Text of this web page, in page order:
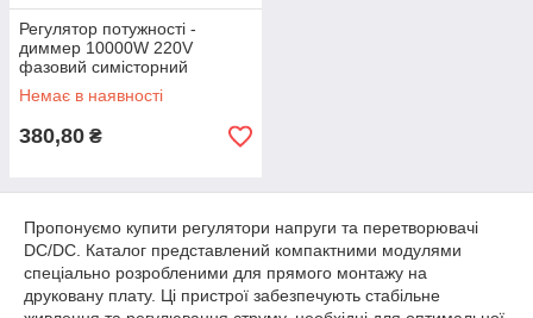
Регулятор потужності -
диммер 10000W 220V
фазовий симісторний
ACMC60-1
Немає в наявності
380,80 ₴
Пропонуємо купити регулятори напруги та перетворювачі
DC/DC. Каталог представлений компактними модулями
спеціально розробленими для прямого монтажу на
друковану плату. Ці пристрої забезпечують стабільне